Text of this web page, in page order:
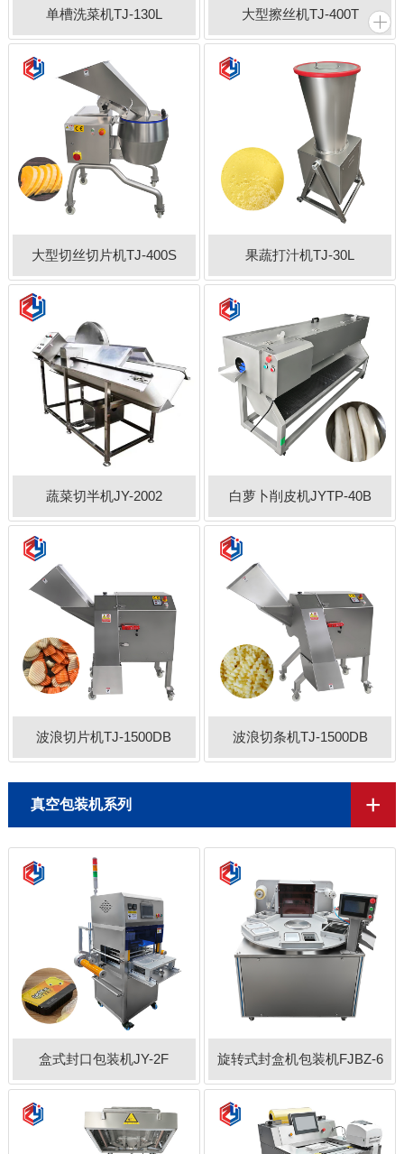
单槽洗菜机TJ-130L 大型擦丝机TJ-400T
大型切丝切片机TJ-400S 果蔬打汁机TJ-30L
蔬菜切半机JY-2002 白萝卜削皮机JYTP-40B
波浪切片机TJ-1500DB 波浪切条机TJ-1500DB
真空包装机系列 +
盒式封口包装机JY-2F 旋转式封盒机包装机FJBZ-6